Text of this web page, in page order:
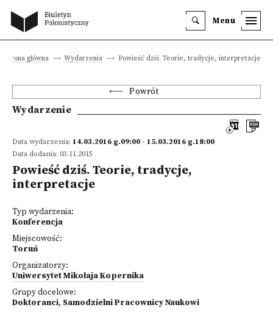
Menu
Strona główna Wydarzenia Powieść dziś. Teorie, tradycje, interpretacje
Powrót
Wydarzenie
Data wydarzenia: 14.03.2016 g.09:00 - 15.03.2016 g.18:00
Data dodania: 03.11.2015
Powieść dziś. Teorie, tradycje,
interpretacje
Typ wydarzenia:
Konferencja
Miejscowość:
Toruń
Organizatorzy:
Uniwersytet Mikołaja Kopernika
Grupy docelowe:
Doktoranci, Samodzielni Pracownicy Naukowi